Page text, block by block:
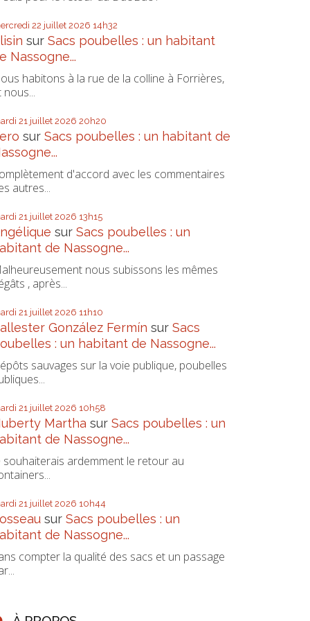
22 juillet 2026 14h32
surSacs poubelles : un habitant
Nassogne...
habitons à la rue de la colline à Forrières,
nous...
21 juillet 2026 20h20
surSacs poubelles : un habitant de
d'accord avec les commentaires
autres...
21 juillet 2026 13h15
surSacs poubelles : un
de Nassogne...
nous subissons les mêmes
, après...
21 juillet 2026 11h10
González Fermín surSacs
: un habitant de Nassogne...
sauvages sur la voie publique, poubelles
21 juillet 2026 10h58
Martha surSacs poubelles : un
de Nassogne...
souhaiterais ardemment le retour au
21 juillet 2026 10h44
surSacs poubelles : un
de Nassogne...
compter la qualité des sacs et un passage